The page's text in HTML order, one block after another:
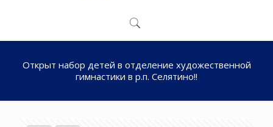
Открыт набор детей в отделение художественной
гимнастики в р.п. Селятино!!